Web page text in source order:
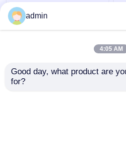
Processeur d'
endoscopie de 40 L,
aspirateur à haut débit,
admin
4:05 AM
Good day, what product are
for?